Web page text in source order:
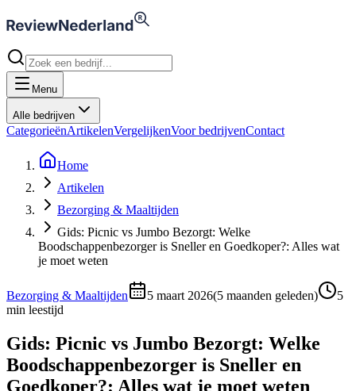
Menu
Alle bedrijven
CategorieënArtikelenVergelijkenVoor bedrijvenContact
Home
Artikelen
Bezorging & Maaltijden
Gids: Picnic vs Jumbo Bezorgt: Welke
Boodschappenbezorger is Sneller en Goedkoper?: Alles wat
je moet weten
Bezorging & Maaltijden 5 maart 2026(5 maanden geleden)
5
min leestijd
Gids: Picnic vs Jumbo Bezorgt: Welke
Boodschappenbezorger is Sneller en
Goedkoper?: Alles wat je moet weten